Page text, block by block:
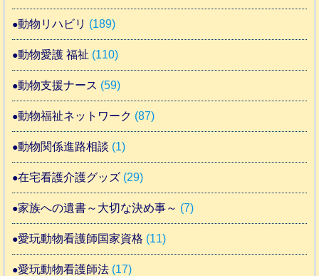
動物リハビリ (189)
動物愛護 福祉 (110)
動物支援ナース (59)
動物福祉ネットワーク (87)
動物関係進路相談 (1)
在宅看護介護グッズ (29)
家族への遺書～大切な決め事～ (7)
愛玩動物看護師国家資格 (11)
愛玩動物看護師法 (17)